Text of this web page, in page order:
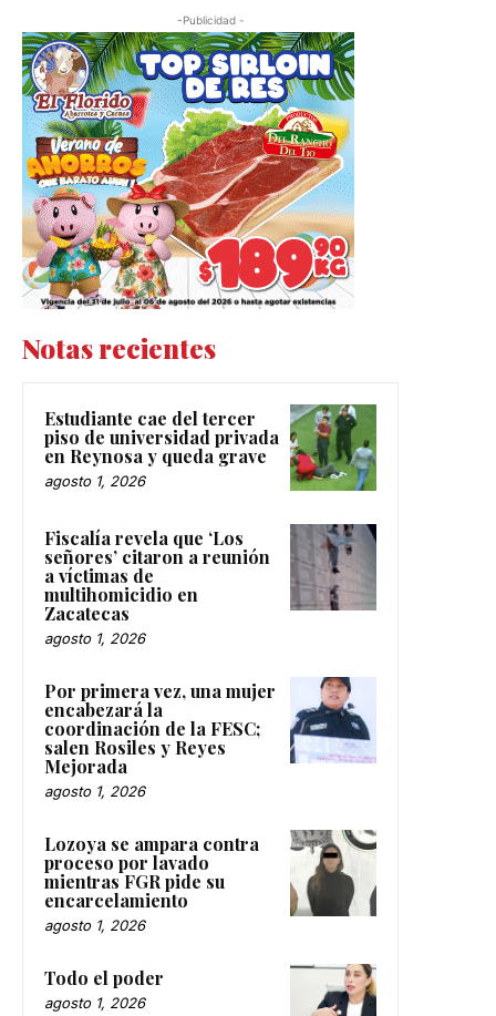
-Publicidad -
Notas recientes
Estudiante cae del tercer
piso de universidad privada
en Reynosa y queda grave
agosto 1, 2026
Fiscalía revela que ‘Los
señores’ citaron a reunión
a víctimas de
multihomicidio en
Zacatecas
agosto 1, 2026
Por primera vez, una mujer
encabezará la
coordinación de la FESC;
salen Rosiles y Reyes
Mejorada
agosto 1, 2026
Lozoya se ampara contra
proceso por lavado
mientras FGR pide su
encarcelamiento
agosto 1, 2026
Todo el poder
agosto 1, 2026